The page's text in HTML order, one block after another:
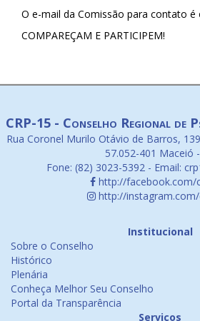
O e-mail da Comissão para contato é
COMPAREÇAM E PARTICIPEM!
CRP-15 - Conselho Regional de
Rua Coronel Murilo Otávio de Barros,
57.052-401 Maceió
Fone: (82) 3023-5392 - Email:
http://facebook.com/
http://
Institucional
Sobre o Conselho
Histórico
Plenária
Conheça Melhor Seu Conselho
Portal da Transparência
Serviços